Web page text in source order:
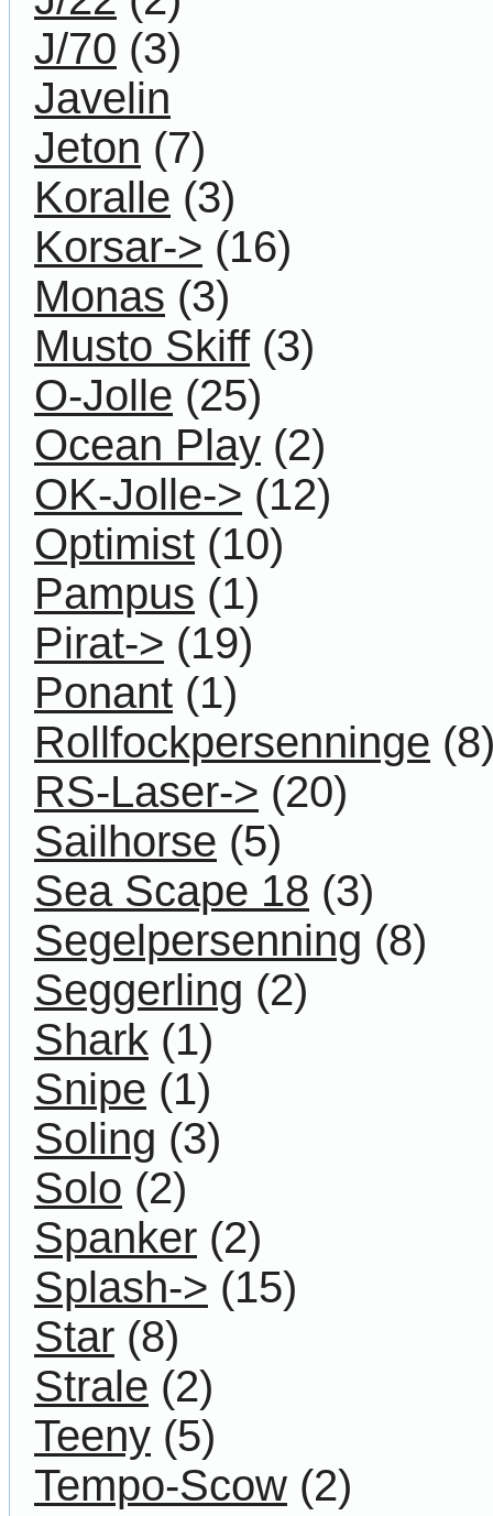
J/70 (3)
Javelin
Jeton (7)
Koralle (3)
Korsar-> (16)
Monas (3)
Musto Skiff(3)
O-Jolle (25)
Ocean Play (2)
OK-Jolle-> (12)
Optimist (10)
Pampus (1)
Pirat-> (19)
Ponant (1)
Rollfockpersenninge
RS-Laser-> (20)
Sailhorse (5)
Sea Scape 18 (3)
Segelpersenning (8)
Seggerling (2)
Shark (1)
Snipe (1)
Soling (3)
Solo (2)
Spanker (2)
Splash-> (15)
Star (8)
Strale (2)
Teeny (5)
Tempo-Scow (2)